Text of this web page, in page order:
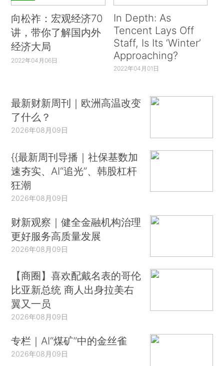
向松祚：宏观经济70
讲，带你了解国内外
经济大局
2022年04月06日
In Depth: As
Tencent Lays Off
Staff, Is Its ‘Winter’
Approaching?
2022年04月01日
最新财新周刊｜欧洲高温改变
了什么？
2026年08月09日
{{最新周刊导播｜社保基数加
速夯实、AI“追光”、韩股杠杆
狂潮
2026年08月09日
财新观察｜健全金融机构治理
更好服务高质量发展
2026年08月09日
【商圈】喜欢配戴名表的哥伦
比亚新总统 商人出身拉美右
翼又一员
2026年08月09日
专栏｜AI“煤矿”中的金丝雀
2026年08月09日